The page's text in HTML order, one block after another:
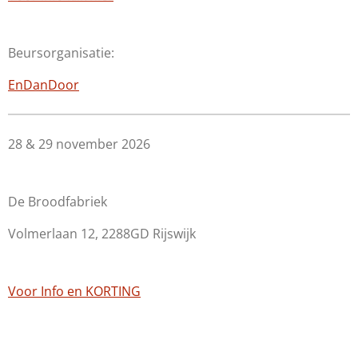
Beursorganisatie:
EnDanDoor
28 & 29 november 2026
De Broodfabriek
Volmerlaan 12, 2288GD Rijswijk
Voor Info en KORTING